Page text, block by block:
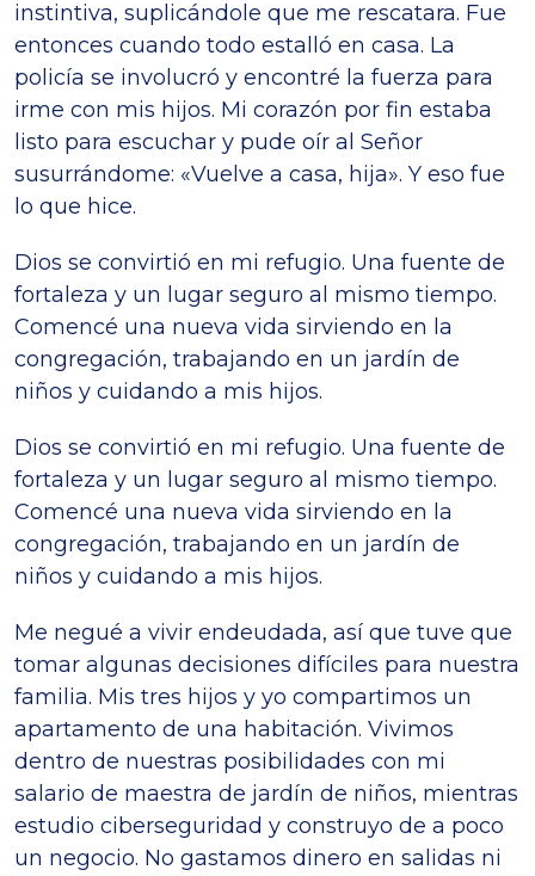
instintiva, suplicándole que me rescatara. Fue
entonces cuando todo estalló en casa. La
policía se involucró y encontré la fuerza para
irme con mis hijos. Mi corazón por fin estaba
listo para escuchar y pude oír al Señor
susurrándome: «Vuelve a casa, hija». Y eso fue
lo que hice.
Dios se convirtió en mi refugio. Una fuente de
fortaleza y un lugar seguro al mismo tiempo.
Comencé una nueva vida sirviendo en la
congregación, trabajando en un jardín de
niños y cuidando a mis hijos.
Dios se convirtió en mi refugio. Una fuente de
fortaleza y un lugar seguro al mismo tiempo.
Comencé una nueva vida sirviendo en la
congregación, trabajando en un jardín de
niños y cuidando a mis hijos.
Me negué a vivir endeudada, así que tuve que
tomar algunas decisiones difíciles para nuestra
familia. Mis tres hijos y yo compartimos un
apartamento de una habitación. Vivimos
dentro de nuestras posibilidades con mi
salario de maestra de jardín de niños, mientras
estudio ciberseguridad y construyo de a poco
un negocio. No gastamos dinero en salidas ni